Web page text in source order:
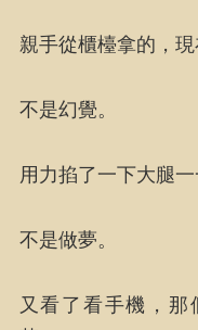
親手從櫃檯拿的，現
不是幻覺。
用力掐了一下大腿一
不是做夢。
又看了看手機，那